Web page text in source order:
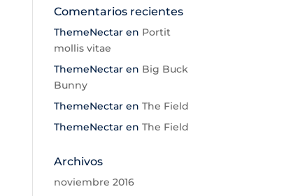
Comentarios recientes
ThemeNectar en Portit
mollis vitae
ThemeNectar en Big Buck
Bunny
ThemeNectar enThe Field
ThemeNectar enThe Field
Archivos
noviembre 2016